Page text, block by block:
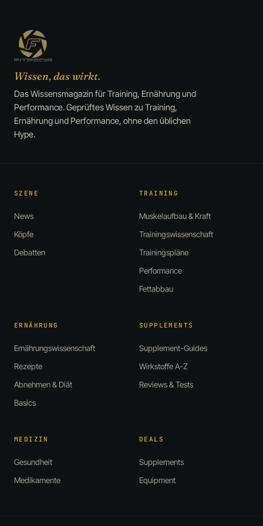
Wissen, das wirkt.
Das Wissensmagazin für Training, Ernährung und
Performance. Geprüftes Wissen zu Training,
Ernährung und Performance, ohne den üblichen
Hype.
SZENE
News
Köpfe
Debatten
TRAINING
Muskelaufbau & Kraft
Trainingswissenschaft
Trainingspläne
Performance
Fettabbau
ERNÄHRUNG
Ernährungswissenschaft
Rezepte
Abnehmen & Diät
Basics
SUPPLEMENTS
Supplement-Guides
Wirkstoffe A-Z
Reviews & Tests
MEDIZIN
Gesundheit
Medikamente
DEALS
Supplements
Equipment